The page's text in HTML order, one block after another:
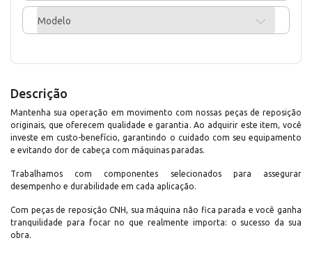
Modelo
Descrição
Mantenha sua operação em movimento com nossas peças de reposição
originais, que oferecem qualidade e garantia. Ao adquirir este item, você
investe em custo-benefício, garantindo o cuidado com seu equipamento
e evitando dor de cabeça com máquinas paradas.
Trabalhamos com componentes selecionados para assegurar
desempenho e durabilidade em cada aplicação.
Com peças de reposição CNH, sua máquina não fica parada e você ganha
tranquilidade para focar no que realmente importa: o sucesso da sua
obra.